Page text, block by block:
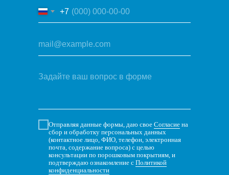
+7
Отправляя данные формы, даю свое Согласие на
сбор и обработку персональных данных
(контактное лицо, ФИО, телефон, электронная
почта, содержание вопроса) с целью
консультации по порошковым покрытиям, и
подтверждаю ознакомление с Политикой
конфиденциальности